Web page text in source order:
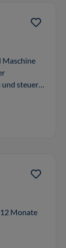
Maschine
steuern
Monate